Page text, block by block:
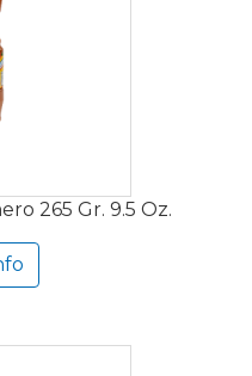
265 Gr. 9.5 Oz.